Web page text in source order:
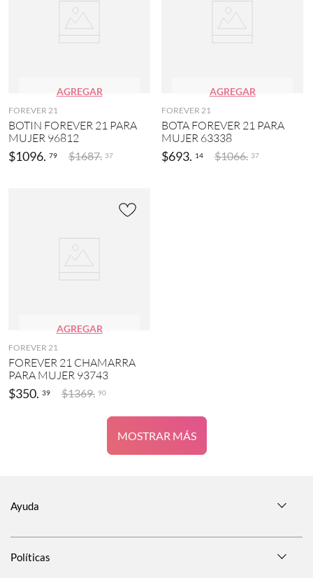
AGREGAR
FOREVER 21
BOTIN FOREVER 21 PARA
MUJER 96812
$1096. 79 $1687. 37
AGREGAR
FOREVER 21
BOTA FOREVER 21 PARA
MUJER 63338
$693. 14 $1066. 37
AGREGAR
FOREVER 21
FOREVER 21 CHAMARRA
PARA MUJER 93743
$350. 39 $1369. 90
MOSTRAR MÁS
Ayuda
Políticas